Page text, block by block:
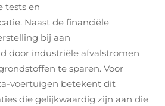
tests en
Naast de financiële
bij aan
door industriële afvalstromen
te sparen. Voor
voertuigen betekent dit
die gelijkwaardig zijn aan die